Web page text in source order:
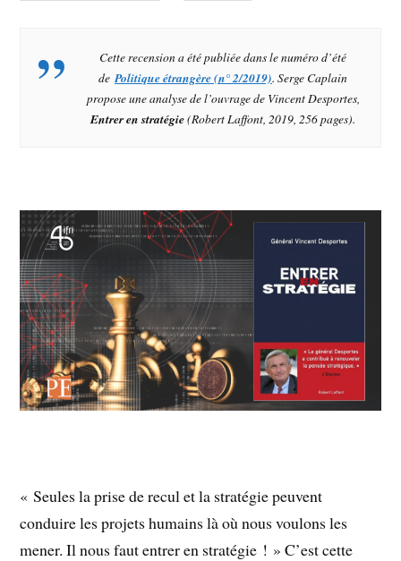
Cette recension a été publiée dans le numéro d’été
dePolitique étrangère(n° 2/2019). Serge Caplain
propose une analyse de l’ouvrage de Vincent Desportes,
Entrer en stratégie(Robert Laffont, 2019, 256 pages).
« Seules la prise de recul et la stratégie peuvent
conduire les projets humains là où nous voulons les
mener. Il nous faut entrer en stratégie ! » C’est cette